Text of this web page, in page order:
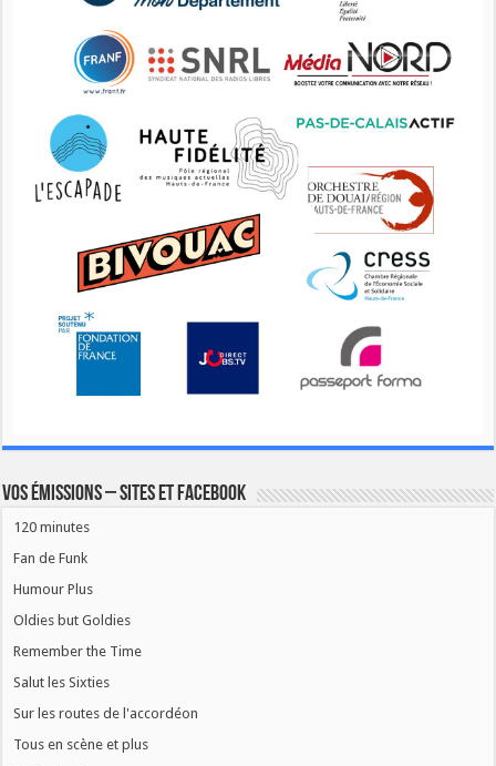
Vos émissions – Sites et Facebook
120 minutes
Fan de Funk
Humour Plus
Oldies but Goldies
Remember the Time
Salut les Sixties
Sur les routes de l'accordéon
Tous en scène et plus